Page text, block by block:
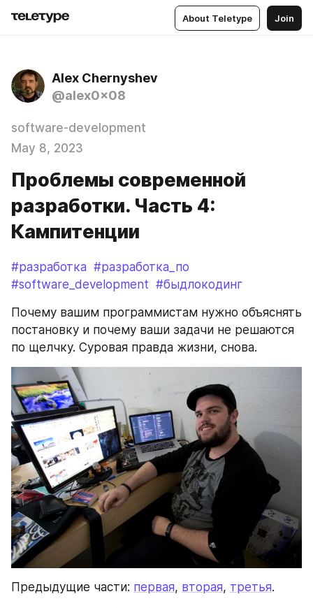
About Teletype Join
Alex Chernyshev
@alex0x08
software-development
May 8, 2023
Проблемы современной
разработки. Часть 4:
Кампитенции
#разработка #разработка_по
#software_development #быдлокодинг
Почему вашим программистам нужно объяснять
постановку и почему ваши задачи не решаются
по щелчку. Суровая правда жизни, снова.
Предыдущие части: первая, вторая, третья.